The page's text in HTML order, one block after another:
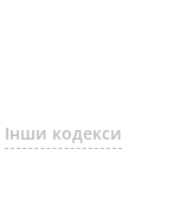
Інши кодекси